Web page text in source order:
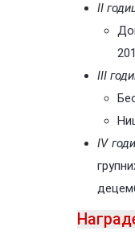
II
III
IV